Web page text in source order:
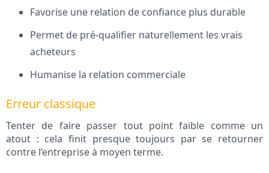
Favorise une relation de confiance plus durable
Permet de pré-qualifier naturellement les vrais
acheteurs
Humanise la relation commerciale
Erreur classique
Tenter de faire passer tout point faible comme un
atout : cela finit presque toujours par se retourner
contre l’entreprise à moyen terme.